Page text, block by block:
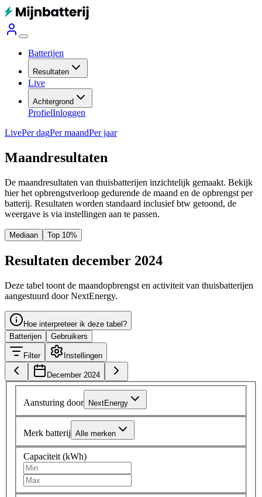
Batterijen
Resultaten
Live
Achtergrond
ProfielInloggen
LivePer dagPer maandPer jaar
Maandresultaten
De maandresultaten van thuisbatterijen inzichtelijk gemaakt. Bekijk
hier het opbrengstverloop gedurende de maand en de opbrengst per
batterij. Resultaten worden standaard inclusief btw getoond, de
weergave is via instellingen aan te passen.
Mediaan Top 10%
Resultaten december 2024
Deze tabel toont de maandopbrengst en activiteit van thuisbatterijen
aangestuurd door NextEnergy.
Hoe interpreteer ik deze tabel?
Batterijen
Gebruikers
Filter Instellingen
December 2024
Aansturing door NextEnergy
Merk batterij Alle merken
Capaciteit (kWh)